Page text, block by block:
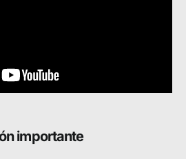
importante